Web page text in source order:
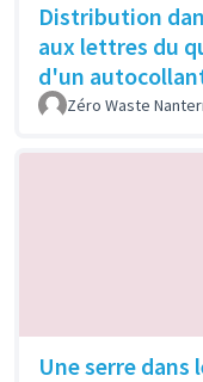
Distribution
aux lettres du
d'un
Zéro Waste
Une serre dans